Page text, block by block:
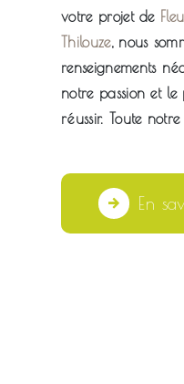
votre projet de
Thilouze, nous
renseignements
notre passion et
réussir. Toute
En